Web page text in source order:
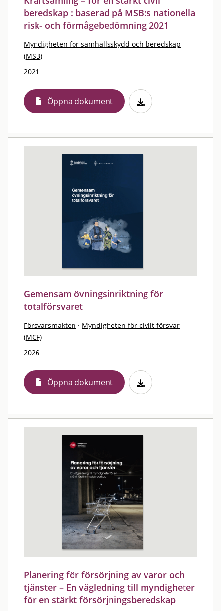
beredskap : baserad på MSB:s nationella
risk- och förmågebedömning 2021
Myndigheten för samhällsskydd och beredskap
(MSB)
2021
Öppna dokument
Gemensam övningsinriktning för
totalförsvaret
Försvarsmakten · Myndigheten för civilt försvar
(MCF)
2026
Öppna dokument
Planering för försörjning av varor och
tjänster – En vägledning till myndigheter
för en stärkt försörjningsberedskap